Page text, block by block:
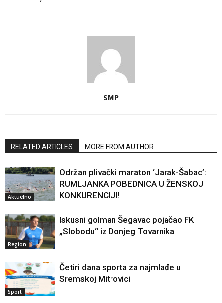
SMP
RELATED ARTICLES MORE FROM AUTHOR
Aktuelno
Održan plivački maraton ‘Jarak-Šabac’:
RUMLJANKA POBEDNICA U ŽENSKOJ
KONKURENCIJI!
Region
Iskusni golman Šegavac pojačao FK
„Slobodu“ iz Donjeg Tovarnika
Sport
Četiri dana sporta za najmlađe u
Sremskoj Mitrovici